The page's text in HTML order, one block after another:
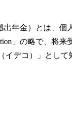
出年金）とは、個
」の略で、将
イデコ）」とし